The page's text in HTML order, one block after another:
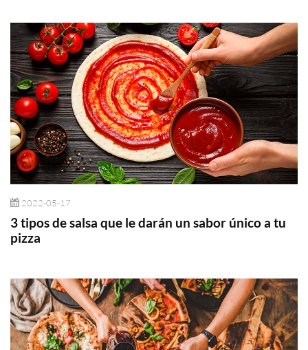
2022-05-17
3 tipos de salsa que le darán un sabor único a tu
pizza